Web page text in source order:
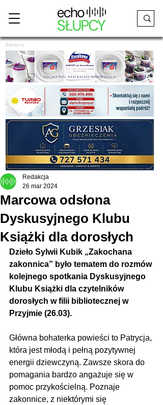
Reklama
Marcowa odsłona
Dyskusyjnego Klubu
Książki dla dorosłych
Redakcja
26 mar 2024
Dzieło Sylwii Kubik „Zakochana
zakonnica” było tematem do rozmów
kolejnego spotkania Dyskusyjnego
Klubu Książki dla czytelników
dorosłych w filii bibliotecznej w
Przyjmie (26.03).
Główna bohaterka powieści to Patrycja,
która jest młodą i pełną pozytywnej
energii dziewczyną. Zawsze skora do
pomagania bardzo angażuje się w
pomoc przykościelną. Poznaje
zakonnice, z niektórymi się